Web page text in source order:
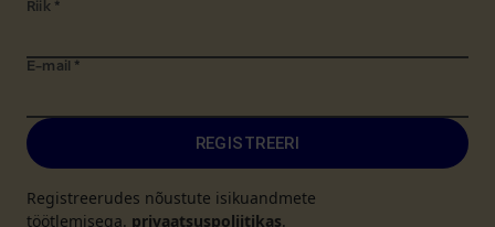
Riik *
E-mail *
REGISTREERI
Registreerudes nõustute isikuandmete
töötlemisega. privaatsuspoliitikas.